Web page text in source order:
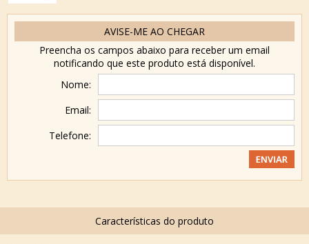
AVISE-ME AO CHEGAR
Preencha os campos abaixo para receber um email
notificando que este produto está disponível.
Nome:
Email:
Telefone: